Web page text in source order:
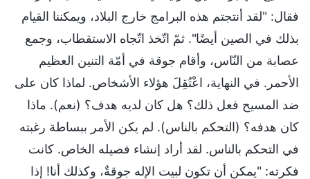
فقال: "لقد أنتجتم هذه البرامج خارج البلاد، ويمكننا القيام
بذلك في الصين أيضًا". ثمّ اتّخذ اتّجاه الاستقطاب، وجمع
عصابة من النّاس، وأقام جوقة في أمّة التنين العظيم
الأحمر. في النهاية، اعْتُقِلَ هؤلاء الأشخاص. لماذا كان على
ضد المسيح فعل ذلك؟ هل كان لديه هدف؟ (نعم). ماذا
كان هدفه؟ (التحكم بالناس). لم يكن الأمر ببساطة رغبته
في التحكم بالناس. لقد أراد إنشاء فصيله الخاص. كانت
فكرته: "يمكن أن تكون لبيت الإله جوقةٌ، وكذلك أنا! إذا